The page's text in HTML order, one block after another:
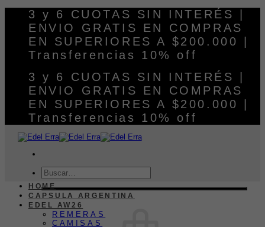
contenido
3 y 6 CUOTAS SIN INTERÉS |
ENVIO GRATIS EN COMPRAS
EN SUPERIORES A $200.000 |
Transferencias 10% off
3 y 6 CUOTAS SIN INTERÉS |
ENVIO GRATIS EN COMPRAS
EN SUPERIORES A $200.000 |
Transferencias 10% off
Buscar
por:
HOME
CAPSULA ARGENTINA
EDEL AW26
REMERAS
CAMISAS